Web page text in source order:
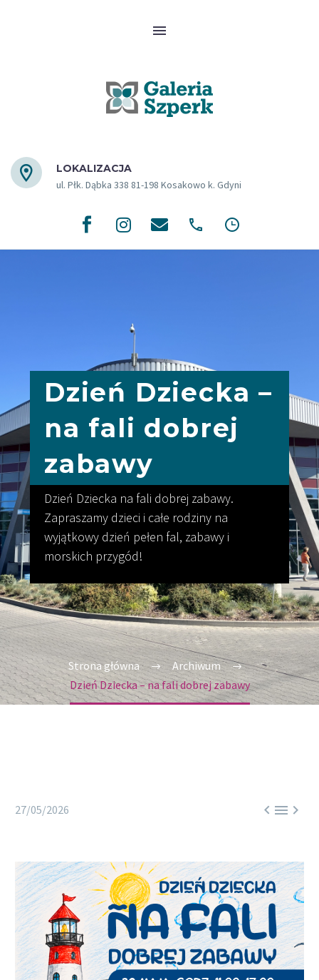
LOKALIZACJA
ul. Płk. Dąbka 338 81-198 Kosakowo k. Gdyni
Dzień Dziecka –
na fali dobrej
zabawy
Dzień Dziecka na fali dobrej zabawy.
Zapraszamy dzieci i całe rodziny na
wyjątkowy dzień pełen fal, zabawy i
morskich przygód!
Strona główna
Archiwum
Dzień Dziecka – na fali dobrej zabawy

27/05/2026